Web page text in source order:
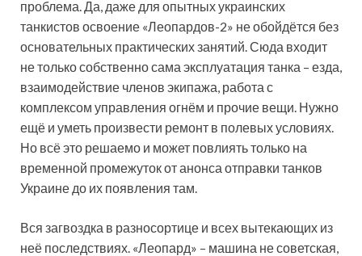
проблема. Да, даже для опытных украинских
танкистов освоение «Леопардов-2» не обойдётся без
основательных практических занятий. Сюда входит
не только собственно сама эксплуатация танка – езда,
взаимодействие членов экипажа, работа с
комплексом управления огнём и прочие вещи. Нужно
ещё и уметь произвести ремонт в полевых условиях.
Но всё это решаемо и может повлиять только на
временной промежуток от анонса отправки танков
Украине до их появления там.
Вся загвоздка в разносортице и всех вытекающих из
неё последствиях. «Леопард» – машина не советская,